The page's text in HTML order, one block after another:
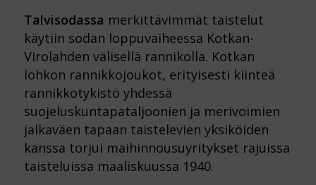
Talvisodassa merkittävimmät taistelut
käytiin sodan loppuvaiheessa Kotkan-
Virolahden välisellä rannikolla. Kotkan
lohkon rannikkojoukot, erityisesti kiinteä
rannikkotykistö yhdessä
suojeluskuntapataljoonien ja merivoimien
jalkaväen tapaan taistelevien yksiköiden
kanssa torjui maihinnousuyritykset rajuissa
taisteluissa maaliskuussa 1940.